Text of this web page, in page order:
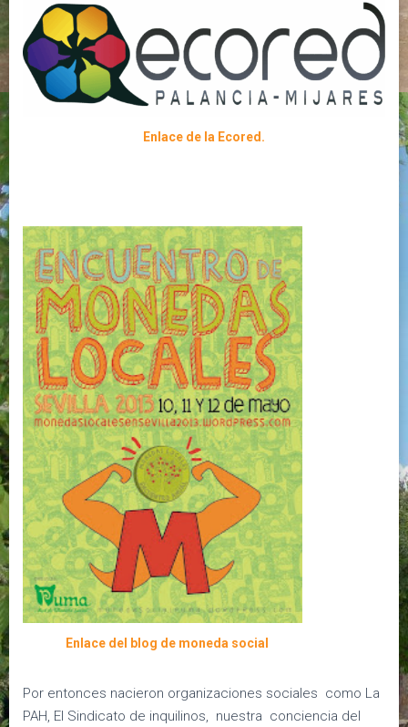
Enlace de la Ecored.
Enlace del blog de moneda social
Por entonces nacieron organizaciones sociales como La
PAH, El Sindicato de inquilinos, nuestra conciencia del